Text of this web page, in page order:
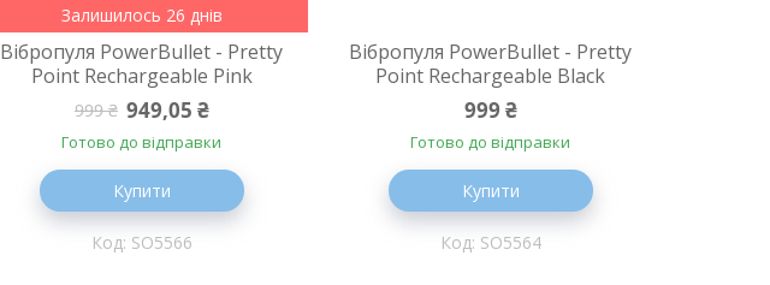
Залишилось 26 днів
Вібропуля PowerBullet - Pretty
Point Rechargeable Pink
999 ₴ 949,05 ₴
Готово до відправки
Купити
SO5566
Вібропуля PowerBullet - Pretty
Point Rechargeable Black
999 ₴
Готово до відправки
Купити
SO5564